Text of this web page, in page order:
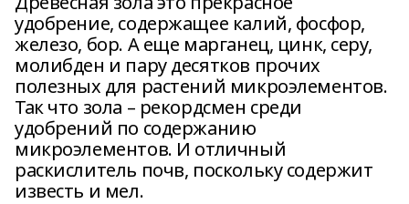
удобрение, содержащее калий, фосфор,
железо, бор. А еще марганец, цинк, серу,
молибден и пару десятков прочих
полезных для растений микроэлементов.
Так что зола – рекордсмен среди
удобрений по содержанию
микроэлементов. И отличный
раскислитель почв, поскольку содержит
известь и мел.